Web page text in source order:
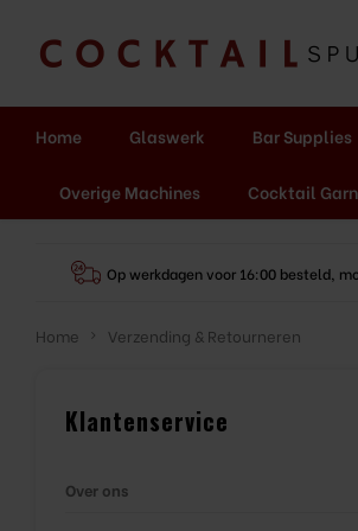
Home Glaswerk Bar Supplies
Overige Machines Cocktail
Op werkdagen voor 16:00 besteld,
Home Verzending & Retourneren
Klantenservice
Over ons